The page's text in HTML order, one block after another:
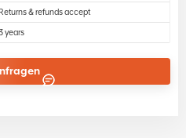
Returns & refunds accept
years